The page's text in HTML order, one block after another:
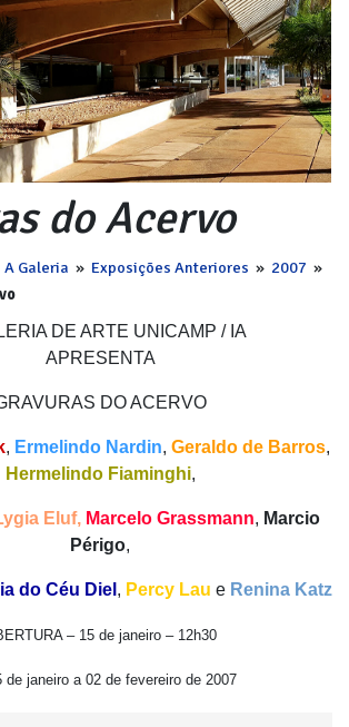
do Acervo
A Galeria » Exposições Anteriores » 2007 »
DE ARTE UNICAMP / IA
APRESENTA
DO ACERVO
, Ermelindo Nardin, Geraldo de Barros,
Hermelindo Fiaminghi,
Eluf, Marcelo Grassmann, Marcio
Périgo,
do Céu Diel , Percy Lau e Renina Katz
– 15 de janeiro – 12h30
de janeiro a 02 de fevereiro de 2007